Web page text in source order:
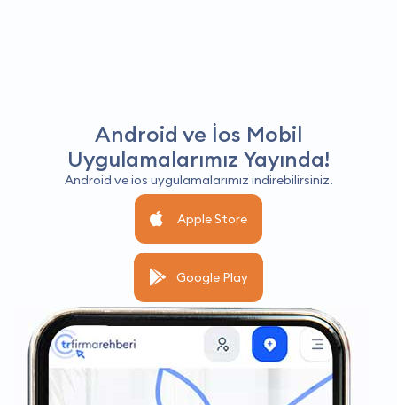
Android ve İos Mobil
Uygulamalarımız Yayında!
Android ve ios uygulamalarımız indirebilirsiniz.
Apple Store
Google Play